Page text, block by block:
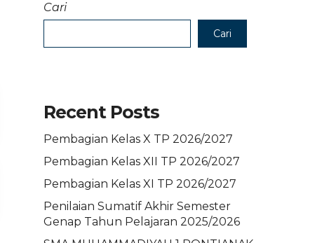
Cari
Cari
Recent Posts
Pembagian Kelas X TP 2026/2027
Pembagian Kelas XII TP 2026/2027
Pembagian Kelas XI TP 2026/2027
Penilaian Sumatif Akhir Semester
Genap Tahun Pelajaran 2025/2026